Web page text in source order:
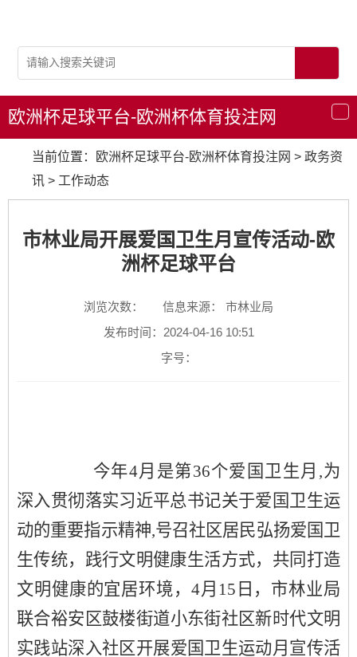
导
航
欧洲杯足球平台-欧洲杯体育投注网
当前位置： 欧洲杯足球平台-欧洲杯体育投注网 > 政务资
讯 > 工作动态
市林业局开展爱国卫生月宣传活动-欧
洲杯足球平台
浏览次数：
信息来源： 市林业局
发布时间：2024-04-16 10:51
字号：
今年4月是第36个爱国卫生月,为
深入贯彻落实习近平总书记关于爱国卫生运
动的重要指示精神,号召社区居民弘扬爱国卫
生传统，践行文明健康生活方式，共同打造
文明健康的宜居环境， 4月15 日，市林业局
联合裕安区鼓楼街道小东街社区新时代文明
实践站深入社区开展爱国卫生运动月宣传活